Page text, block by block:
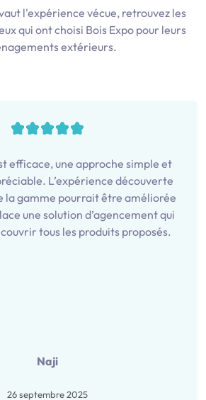
l'expérience vécue, retrouvez les
qui ont choisi Bois Expo pour leurs
extérieurs.
efficace, une approche simple et
L’expérience découverte
la gamme pourrait être améliorée
une solution d’agencement qui
tous les produits proposés.
Naji
26 septembre 2025